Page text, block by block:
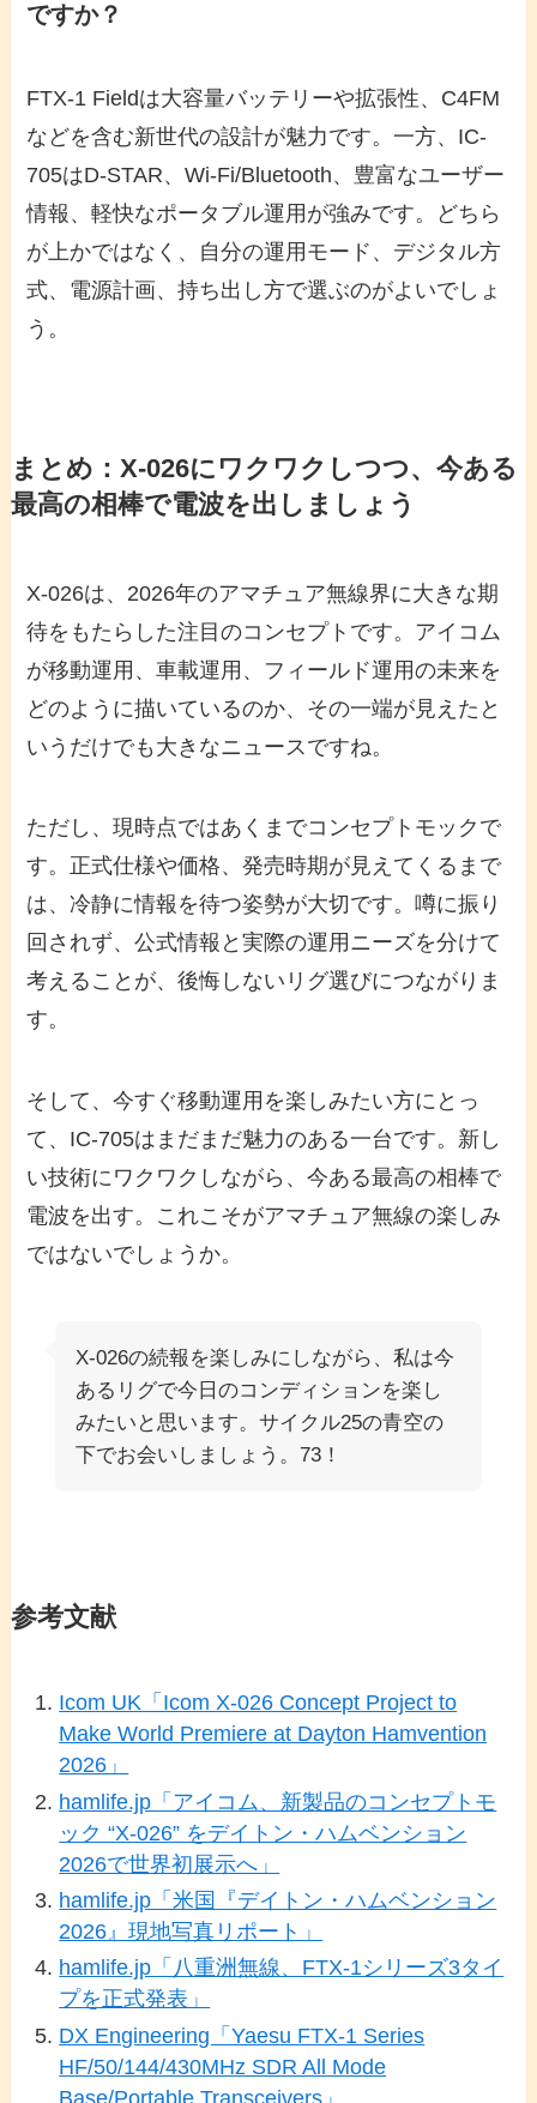
ですか？
FTX-1 Fieldは大容量バッテリーや拡張性、C4FM
などを含む新世代の設計が魅力です。一方、IC-
705はD-STAR、Wi-Fi/Bluetooth、豊富なユーザー
情報、軽快なポータブル運用が強みです。どちら
が上かではなく、自分の運用モード、デジタル方
式、電源計画、持ち出し方で選ぶのがよいでしょ
う。
まとめ：X-026にワクワクしつつ、今ある
最高の相棒で電波を出しましょう
X-026は、2026年のアマチュア無線界に大きな期
待をもたらした注目のコンセプトです。アイコム
が移動運用、車載運用、フィールド運用の未来を
どのように描いているのか、その一端が見えたと
いうだけでも大きなニュースですね。
ただし、現時点ではあくまでコンセプトモックで
す。正式仕様や価格、発売時期が見えてくるまで
は、冷静に情報を待つ姿勢が大切です。噂に振り
回されず、公式情報と実際の運用ニーズを分けて
考えることが、後悔しないリグ選びにつながりま
す。
そして、今すぐ移動運用を楽しみたい方にとっ
て、IC-705はまだまだ魅力のある一台です。新し
い技術にワクワクしながら、今ある最高の相棒で
電波を出す。これこそがアマチュア無線の楽しみ
ではないでしょうか。
X-026の続報を楽しみにしながら、私は今
あるリグで今日のコンディションを楽し
みたいと思います。サイクル25の青空の
下でお会いしましょう。73！
参考文献
Icom UK「Icom X-026 Concept Project to
Make World Premiere at Dayton Hamvention
2026」
hamlife.jp「アイコム、新製品のコンセプトモ
ック “X-026” をデイトン・ハムベンション
2026で世界初展示へ」
hamlife.jp「米国『デイトン・ハムベンション
2026』現地写真リポート」
hamlife.jp「八重洲無線、FTX-1シリーズ3タイ
プを正式発表」
DX Engineering「Yaesu FTX-1 Series
HF/50/144/430MHz SDR All Mode
Base/Portable Transceivers」